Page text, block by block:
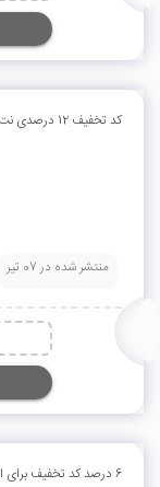
کد تخفیف 12 درصدی نت افراز برای خرید هاست و تمدید سرویس
منتشر شده در 07 تیر
6 درصد کد تخفیف برای استفاده از خدمات نت افراز مانند خرید هاست